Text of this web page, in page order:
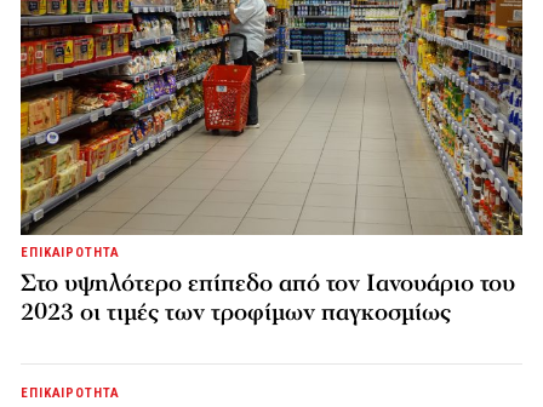
ΕΠΙΚΑΙΡΟΤΗΤΑ
Στο υψηλότερο επίπεδο από τον Ιανουάριο του
2023 οι τιμές των τροφίμων παγκοσμίως
ΕΠΙΚΑΙΡΟΤΗΤΑ